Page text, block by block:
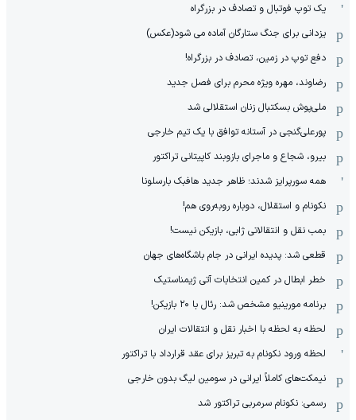
یک توپ فوتبال و تصادف در بزرگراه
یزدانی برای جنگ ستارگان آماده می شود(عکس)
دفع توپ در زمین، تصادف در بزرگراه!
رضاوند، مهره ویژه محرم برای فصل جدید
ملی‌پوش بسکتبال زنان استقلالی شد
پورعلی‌گنجی در آستانه توافق با یک تیم خارجی
بیرو، شجاع و ماجرای بازوبند کاپیتانی تراکتور
همه سورپرایز شدند؛ ظاهر جدید هافبک بارسلونا
نکونام و استقلال، دوباره روبه‌روی هم!
بمب نقل و انتقالاتی ژابی، بازیکن نیست!
قطعی شد: پدیده ایرانی در جام باشگاه‌های جهان
خطر ابطال در کمین انتخابات آتی ژیمناستیک
برنامه مورینیو مشخص شد: رئال با ۲۰ بازیکن!
لحظه به لحظه با اخبار نقل و انتقالات ایران
لحظه ورود نکونام به تبریز برای عقد قرارداد با تراکتور
نیمکت‌های کاملاً ایرانی در سومین لیگ بدون خارجی
رسمی: نکونام سرمربی تراکتور شد